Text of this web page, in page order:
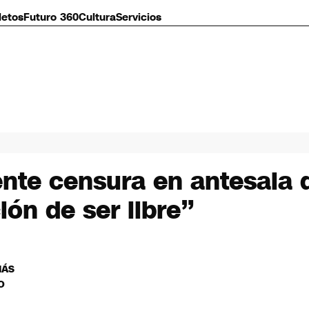
Futuro 360CulturaServicios
censura en antesala
de ser libre”